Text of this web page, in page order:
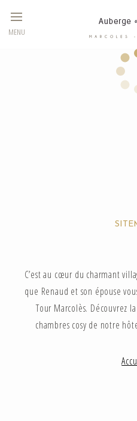
MENU
C’est au cœur du charmant
que Renaud et son épouse
Tour Marcolès. Découvrez
chambres cosy de notre